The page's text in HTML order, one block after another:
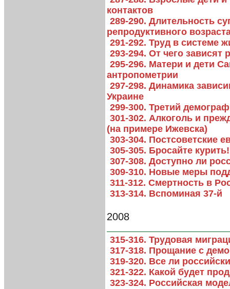
контактов
289-290. Длительность
репродуктивного
291-292. Труд в системе
293-294. От чего зависят
295-296. Матери и дети
антропометрии
297-298. Динамика
Украине
299-300. Третий
301-302. Алкоголь и
(на примере Ижевска)
303-304. Постсоветские
305-305. Бросайте курить!
307-308. Доступно ли
309-310. Новые меры
311-312. Смертность в
313-314. Вспоминая 37-й
2008
315-316. Трудовая
317-318. Прощание с
319-320. Все ли
321-322. Какой будет
323-324. Российская